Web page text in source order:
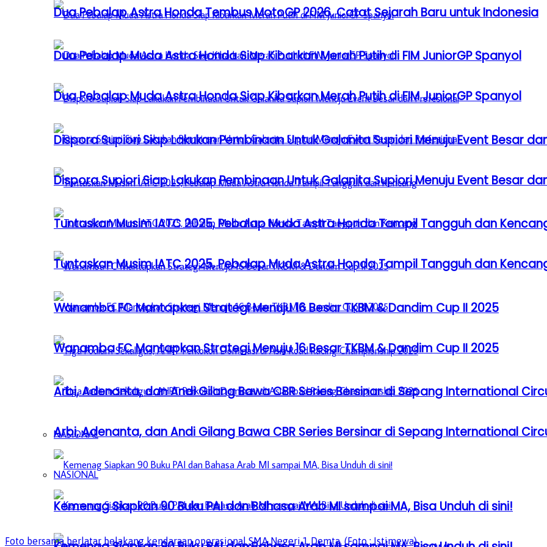
Dua Pebalap Muda Astra Honda Siap Kibarkan Merah Putih di FIM JuniorGP Spanyol
Dispora Supiori Siap Lakukan Pembinaan Untuk Galanita Supiori Menuju Event Besar
Tuntaskan Musim IATC 2025, Pebalap Muda Astra Honda Tampil Tangguh dan
Wanamba FC Mantapkan Strategi Menuju 16 Besar TKBM & Dandim Cup II 2025
Arbi, Adenanta, dan Andi Gilang Bawa CBR Series Bersinar di Sepang International
NASIONAL
Kemenag Siapkan 90 Buku PAI dan Bahasa Arab MI sampai MA, Bisa Unduh di sini!
Dua Pebalap Astra Honda Tembus MotoGP 2026, Catat Sejarah Baru untuk Indonesia
Dua Pebalap Muda Astra Honda Siap Kibarkan Merah Putih di FIM JuniorGP Spanyol
Dispora Supiori Siap Lakukan Pembinaan Untuk Galanita Supiori Menuju Event Besar
Tuntaskan Musim IATC 2025, Pebalap Muda Astra Honda Tampil Tangguh dan
Wanamba FC Mantapkan Strategi Menuju 16 Besar TKBM & Dandim Cup II 2025
Arbi, Adenanta, dan Andi Gilang Bawa CBR Series Bersinar di Sepang International
NASIONAL
Foto bersama berlatar belakang kendaraan operasional SMA Negeri 1 Demta. (Foto : Istimewa)